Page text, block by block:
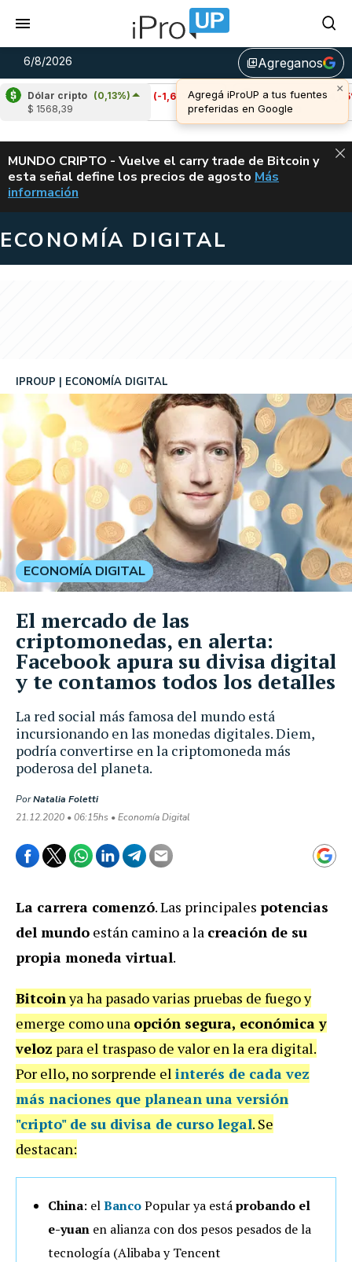
6/8/2026 library_addAgreganos
Dólar cripto (0,13%)
$ 1568,39
Cardano (-1,61%)
u$s 0,19
Avalanche (-4,05%)
u$s 6,40
ALERTA
MUNDO CRIPTO - Vuelve el carry trade de Bitcoin y
esta señal define los precios de agosto VUELVE EL
Más
información
ECONOMÍA DIGITAL
La red social más famosa del mundo está
incursionando en las monedas digitales. Diem,
podría convertirse en la criptomoneda más
poderosa del planeta.
IPROUP ECONOMÍA DIGITAL
PorNatalia Foletti
21.12.2020 • 06:15hs • Economía Digital
ECONOMÍA DIGITAL
El mercado de las
criptomonedas, en alerta:
Facebook apura su divisa digital
y te contamos todos los detalles
La carrera comenzó. Las principales potencias
del mundo están camino a la creación de su
propia moneda virtual.
Bitcoinya ha pasado varias pruebas de fuego y
emerge como una opción segura, económica y
veloz para el traspaso de valor en la era digital.
Por ello, no sorprende el interés de cada vez
más naciones que planean unaversión
"cripto" de su divisa de curso legal. Se
destacan:
China: elBancoPopular ya estáprobando el
e-yuan en alianza con dos pesos pesados de la
tecnología (Alibaba y Tencent